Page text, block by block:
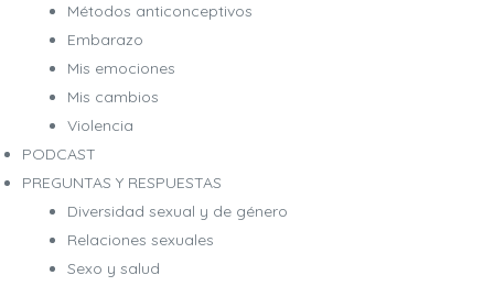
Métodos anticonceptivos
Embarazo
Mis emociones
Mis cambios
Violencia
PODCAST
PREGUNTAS Y RESPUESTAS
Diversidad sexual y de género
Relaciones sexuales
Sexo y salud